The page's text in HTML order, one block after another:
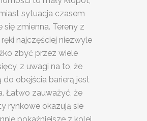
sytuacja czasem
się zmienna. Tereny z
najczęściej niezwyle
zbyć przez wiele
z uwagi na to, że
do obejścia barierą jest
Łatwo zauważyć, że
rynkowe okazują sie